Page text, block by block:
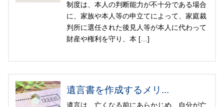
制度は、本人の判断能力が不十分である場合
に、家族や本人等の申立てによって、家庭裁
判所に選任された後見人等が本人に代わって
財産や権利を守り、本 […]
遺言書を作成するメリ...
遺言は、亡くなる前にあらかじめ、自分が亡